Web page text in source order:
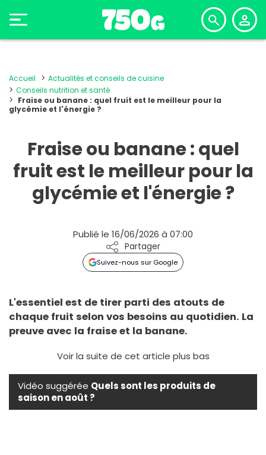
Accueil
Actualités et conseils de cuisine
Conseils nutrition et santé
Fraise ou banane : quel fruit est le meilleur pour la
glycémie et l'énergie ?
Fraise ou banane : quel
fruit est le meilleur pour la
glycémie et l'énergie ?
Publié le 16/06/2026 à 07:00
Partager
Suivez-nous sur Google
L'essentiel est de tirer parti des atouts de
chaque fruit selon vos besoins au quotidien. La
preuve avec la fraise et la banane.
Voir la suite de cet article plus bas
Vidéo suggérée Quels sont les produits de
saison en août ?